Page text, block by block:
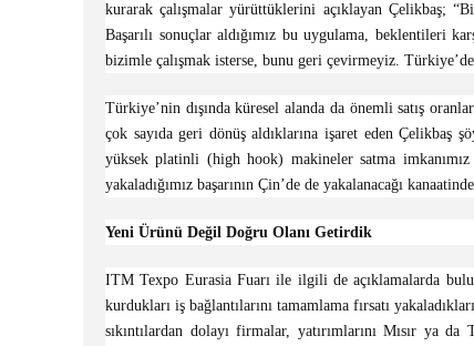
kurarak çalışmalar yürüttüklerini açıklayan Çelikbaş;
Başarılı sonuçlar aldığımız bu uygulama, beklentileri
bizimle çalışmak isterse, bunu geri çevirmeyiz.
Türkiye’nin dışında küresel alanda da önemli satış
çok sayıda geri dönüş aldıklarına işaret eden Çelikbaş
yüksek platinli (high hook) makineler satma
yakaladığımız başarının Çin’de de yakalanacağı
Yeni Ürünü Değil Doğru Olanı Getirdik
ITM Texpo Eurasia Fuarı ile ilgili de açıklamalarda
kurdukları iş bağlantılarını tamamlama fırsatı
sıkıntılardan dolayı firmalar, yatırımlarını Mısır ya